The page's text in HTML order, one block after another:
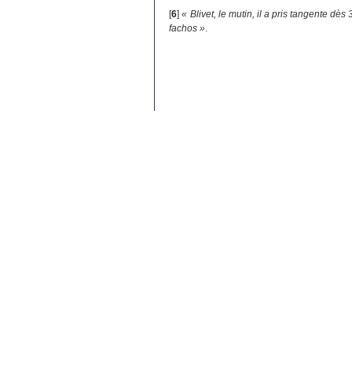
[6]« Blivet, le mutin, il a pris tangente dès
fachos ».